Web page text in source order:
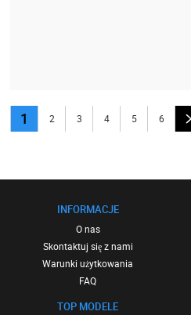
1 2 3 4 5 6
INFORMACJE
O nas
Skontaktuj się z nami
Warunki użytkowania
FAQ
TOP MODELE